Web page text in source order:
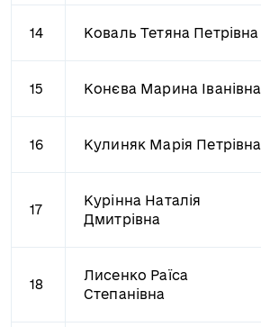
14 Коваль Тетяна Петрівна
15 Конєва Марина Іванівна
16 Кулиняк Марія Петрівна
17
Курінна Наталія
Дмитрівна
18
Лисенко Раїса
Степанівна